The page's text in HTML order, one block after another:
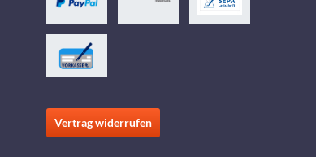
Vertrag widerrufen